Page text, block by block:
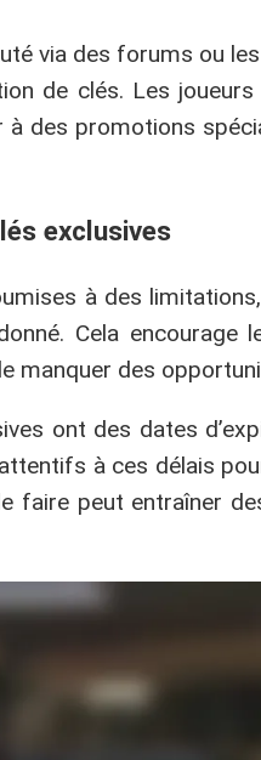
via des forums ou
de clés. Les
des promotions
exclusives
à des
Cela
manquer des
ont des dates
à ces délais
faire peut entraîner